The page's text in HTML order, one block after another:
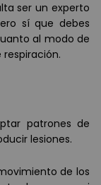
ser un experto
sí que debes
al modo de
patrones de
lesiones.
de los